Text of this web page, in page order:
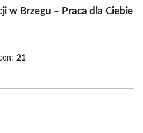
w Brzegu – Praca dla Ciebie
21